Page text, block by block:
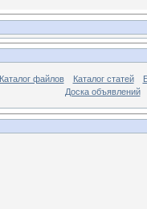
Каталог файлов Каталог статей
Доска объявлений